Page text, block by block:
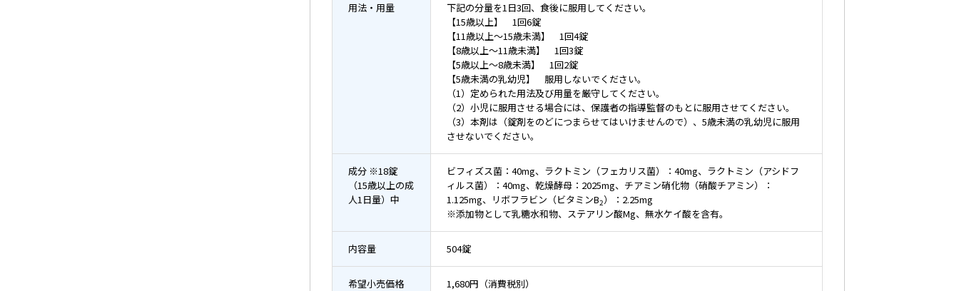
用法・用量
下記の分量を1日3回、食後に服用してください。
【15歳以上】 1回6錠
【11歳以上～15歳未満】 1回4錠
【8歳以上～11歳未満】 1回3錠
【5歳以上～8歳未満】 1回2錠
【5歳未満の乳幼児】 服用しないでください。
（1）定められた用法及び用量を厳守してください。
（2）小児に服用させる場合には、保護者の指導監督のもとに服用させてください。
（3）本剤は（錠剤をのどにつまらせてはいけませんので）、5歳未満の乳幼児に服用
させないでください。
成分 ※18錠
（15歳以上の成
人1日量）中
ビフィズス菌：40mg、ラクトミン（フェカリス菌）：40mg、ラクトミン（アシドフ
ィルス菌）：40mg、乾燥酵母：2025mg、チアミン硝化物（硝酸チアミン）：
1.125mg、リボフラビン（ビタミンB2）：2.25mg
※添加物として乳糖水和物、ステアリン酸Mg、無水ケイ酸を含有。
内容量 504錠
希望小売価格 1,680円（消費税別）